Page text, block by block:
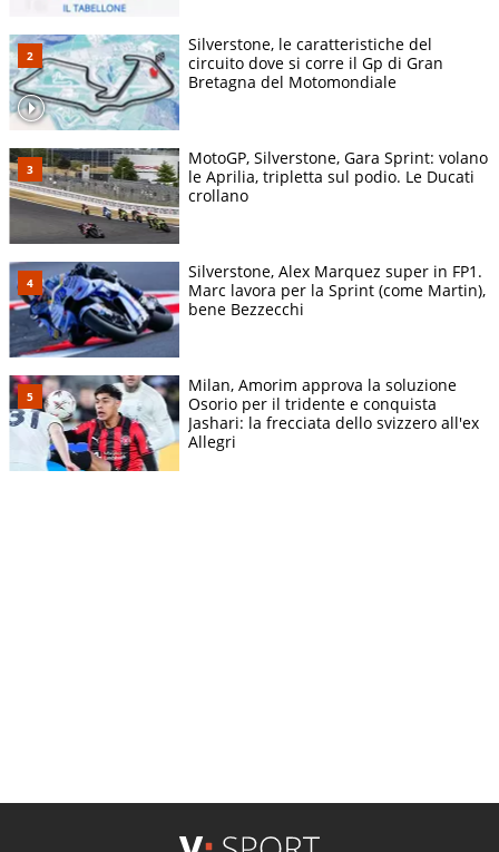
Silverstone, le caratteristiche del
circuito dove si corre il Gp di Gran
Bretagna del Motomondiale
MotoGP, Silverstone, Gara Sprint: volano
le Aprilia, tripletta sul podio. Le Ducati
crollano
Silverstone, Alex Marquez super in FP1.
Marc lavora per la Sprint (come Martin),
bene Bezzecchi
Milan, Amorim approva la soluzione
Osorio per il tridente e conquista
Jashari: la frecciata dello svizzero all'ex
Allegri